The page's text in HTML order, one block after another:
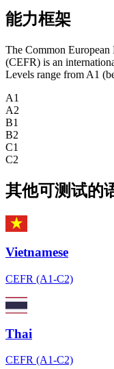
能力框架
The Common
(CEFR) is an
Levels range from A1
A1
A2
B1
B2
C1
C2
其他可测试的
Vietnamese
CEFR (A1-C2)
Thai
CEFR (A1-C2)